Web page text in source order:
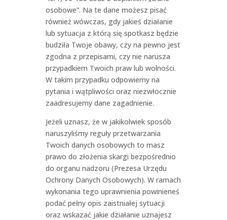
osobowe”. Na te dane możesz pisać
również wówczas, gdy jakieś działanie
lub sytuacja z którą się spotkasz będzie
budziła Twoje obawy, czy na pewno jest
zgodna z przepisami, czy nie narusza
przypadkiem Twoich praw lub wolności.
W takim przypadku odpowiemy na
pytania i wątpliwości oraz niezwłocznie
zaadresujemy dane zagadnienie.
Jeżeli uznasz, że w jakikolwiek sposób
naruszyliśmy reguły przetwarzania
Twoich danych osobowych to masz
prawo do złożenia skargi bezpośrednio
do organu nadzoru (Prezesa Urzędu
Ochrony Danych Osobowych). W ramach
wykonania tego uprawnienia powinieneś
podać pełny opis zaistniałej sytuacji
oraz wskazać jakie działanie uznajesz